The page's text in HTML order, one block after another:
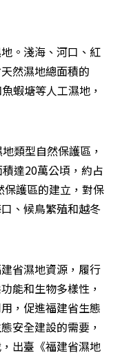
。淺海、河口、紅
然濕地總面積的
蝦塘等人工濕地，
類型自然保護區，
達20萬公頃，約占
護區的建立，對保
、候鳥繁殖和越冬
省濕地資源，履行
能和生物多樣性，
，促進福建省生態
安全建設的需要，
出臺《福建省濕地